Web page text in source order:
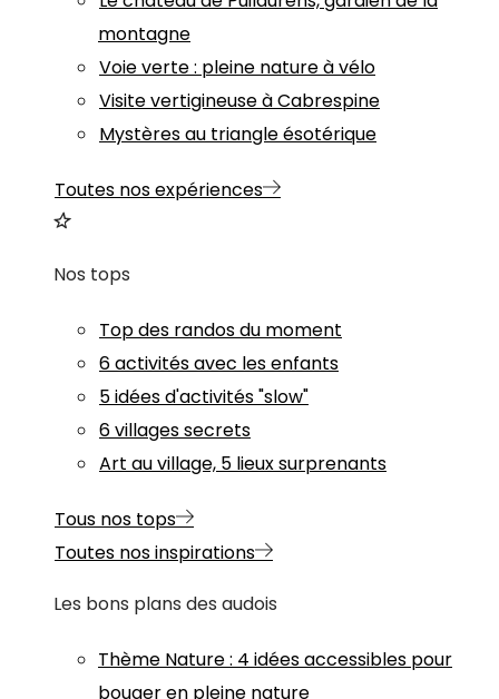
montagne
Voie verte : pleine nature à vélo
Visite vertigineuse à Cabrespine
Mystères au triangle ésotérique
Toutes nos expériences
Nos tops
Top des randos du moment
6 activités avec les enfants
5 idées d'activités "slow"
6 villages secrets
Art au village, 5 lieux surprenants
Tous nos tops
Toutes nos inspirations
Les bons plans des audois
Thème Nature: 4 idées accessibles pour
bouger en pleine nature